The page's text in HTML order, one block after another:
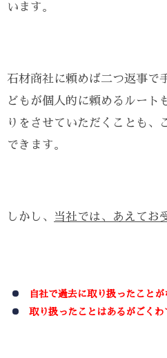
います。
石材商社に頼めば二つ返事で
どもが個人的に頼めるルート
りをさせていただくことも、
できます。
しかし、 当社では、あえてお
自社で過去に取り扱ったことが
取り扱ったことはあるがごくわ